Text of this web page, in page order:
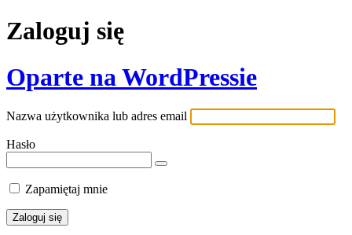
Zaloguj się
Oparte na WordPressie
Nazwa użytkownika lub adres email
Hasło
Zapamiętaj mnie